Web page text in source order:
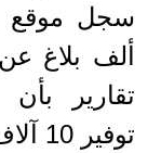
ألف بلاغ
تقارير
توفير 10 آلاف كيس لحفظ الجثامين.